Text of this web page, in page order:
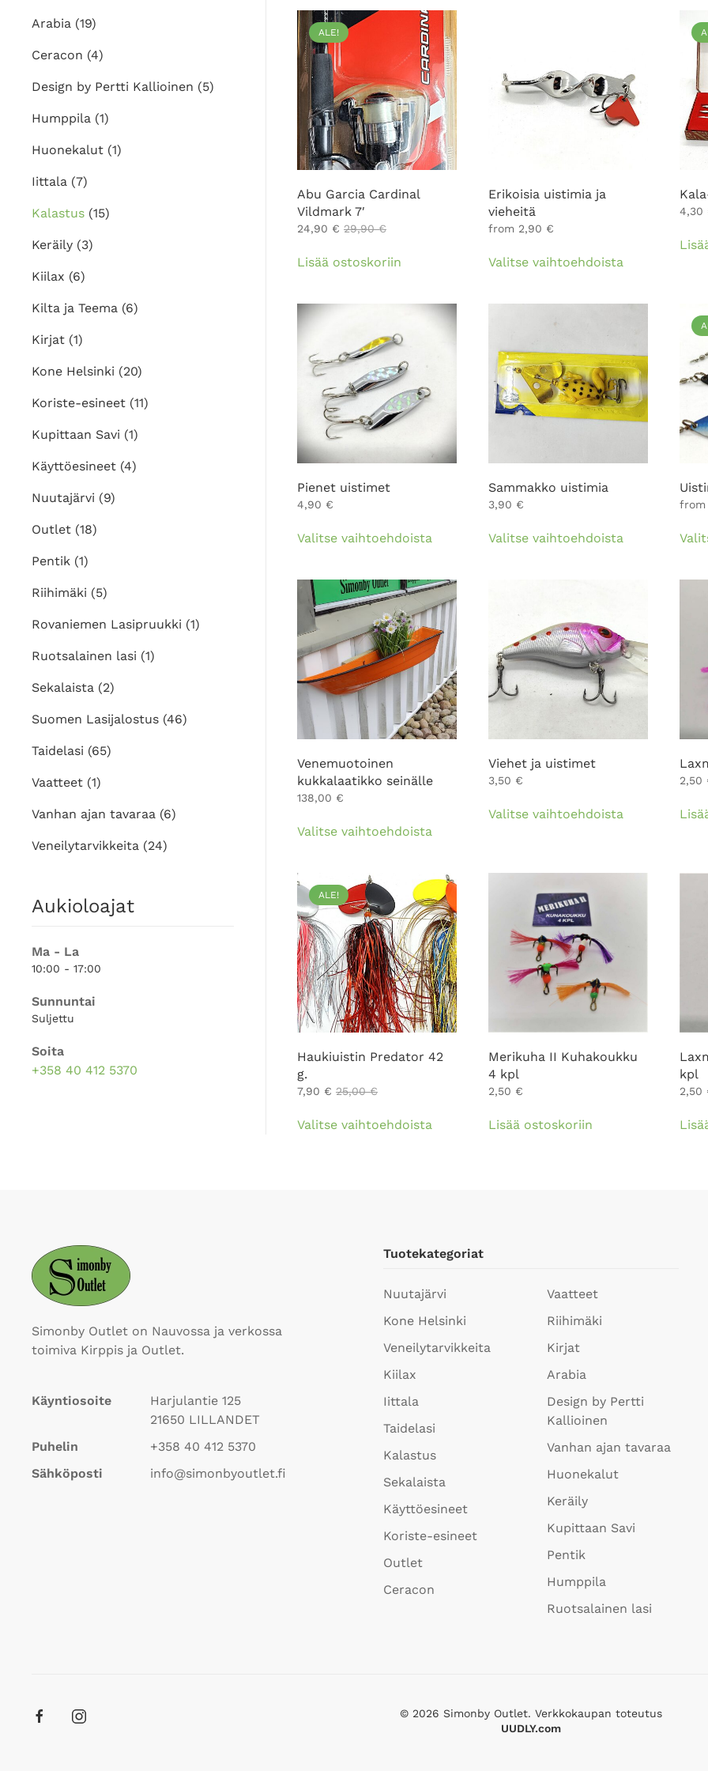
ALE!
Abu Garcia Cardinal
Vildmark 7′
24,90 € 29,90€
Lisää ostoskoriin
Erikoisia uistimia ja
vieheitä
from 2,90 €
Valitse vaihtoehdoistatuotteella
useampi
muunnelma.
tehdä
valinnat
tuotteen
sivulla.
4,30
Pienet uistimet
4,90 €
Valitse vaihtoehdoistatuotteella
useampi
muunnelma.
Voit
tehdä
valinnat
tuotteen
sivulla.
Sammakko uistimia
3,90 €
Valitse vaihtoehdoistatuotteella
tehdä
valinnat
tuotteen
sivulla.
from
Venemuotoinen
kukkalaatikko seinälle
138,00 €
Valitse vaihtoehdoistatuotteella
useampi
muunnelma.
Voit
tehdä
valinnat
tuotteen
sivulla.
Viehet ja uistimet
3,50 €
Valitse vaihtoehdoistatuotteella
muunnelma.
2,50
ALE!
Haukiuistin Predator 42
g.
7,90 € 25,00€
Valitse vaihtoehdoistatuotteella
tuotteen
Merikuha II Kuhakoukku
4 kpl
2,50 €
Lisää ostoskoriin
kpl
2,50
Arabia (19)
Ceracon (4)
Design by Pertti Kallioinen (5)
Humppila (1)
Huonekalut (1)
Iittala (7)
Kalastus (15)
Keräily (3)
Kiilax (6)
Kilta ja Teema (6)
Kirjat (1)
Kone Helsinki (20)
Koriste-esineet (11)
Kupittaan Savi (1)
Käyttöesineet (4)
Nuutajärvi (9)
Outlet (18)
Pentik (1)
Riihimäki (5)
Rovaniemen Lasipruukki (1)
Ruotsalainen lasi (1)
Sekalaista (2)
Suomen Lasijalostus (46)
Taidelasi (65)
Vaatteet (1)
Vanhan ajan tavaraa (6)
Veneilytarvikkeita (24)
Aukioloajat
Ma - La
10:00 - 17:00
Sunnuntai
Suljettu
Soita
+358 40 412 5370
Simonby Outlet on Nauvossa ja verkossa
toimiva Kirppis ja Outlet.
Käyntiosoite
Harjulantie 125
21650 LILLANDET
Puhelin
+358 40 412 5370
Sähköposti
info@simonbyoutlet.fi
Tuotekategoriat
Nuutajärvi
Kone Helsinki
Veneilytarvikkeita
Kiilax
Iittala
Taidelasi
Kalastus
Sekalaista
Käyttöesineet
Koriste-esineet
Outlet
Ceracon
Vaatteet
Riihimäki
Kirjat
Arabia
Design by Pertti
Kallioinen
Vanhan ajan tavaraa
Huonekalut
Keräily
Kupittaan Savi
Pentik
Humppila
Ruotsalainen lasi
© 2026 Simonby Outlet. Verkkokaupan toteutus
UUDLY.com